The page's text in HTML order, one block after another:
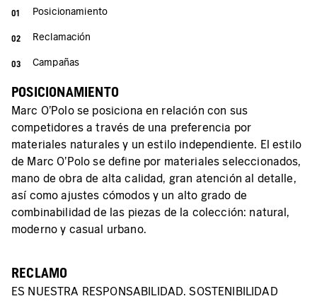
Posicionamiento
Reclamación
Campañas
POSICIONAMIENTO
Marc O'Polo se posiciona en relación con sus
competidores a través de una preferencia por
materiales naturales y un estilo independiente. El estilo
de Marc O'Polo se define por materiales seleccionados,
mano de obra de alta calidad, gran atención al detalle,
así como ajustes cómodos y un alto grado de
combinabilidad de las piezas de la colección: natural,
moderno y casual urbano.
RECLAMO
ES NUESTRA RESPONSABILIDAD. SOSTENIBILIDAD